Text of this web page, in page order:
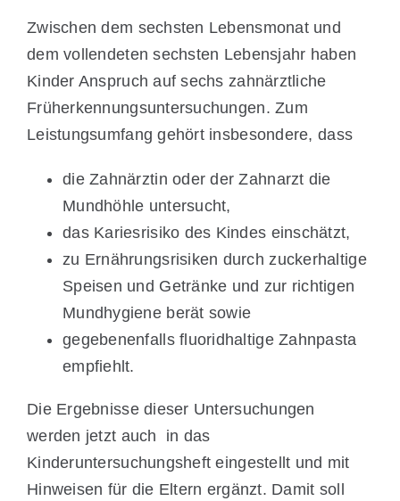
Zwischen dem sechsten Lebensmonat und
dem vollendeten sechsten Lebensjahr haben
Kinder Anspruch auf sechs zahnärztliche
Früherkennungsuntersuchungen. Zum
Leistungsumfang gehört insbesondere, dass
die Zahnärztin oder der Zahnarzt die
Mundhöhle untersucht,
das Kariesrisiko des Kindes einschätzt,
zu Ernährungsrisiken durch zuckerhaltige
Speisen und Getränke und zur richtigen
Mundhygiene berät sowie
gegebenenfalls fluoridhaltige Zahnpasta
empfiehlt.
Die Ergebnisse dieser Untersuchungen
werden jetzt auch in das
Kinderuntersuchungsheft eingestellt und mit
Hinweisen für die Eltern ergänzt. Damit soll